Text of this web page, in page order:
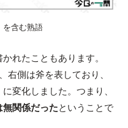
含む熟語
れたこともあります。
右側は斧を表しており、
変化しました。つまり、
無関係だったということで